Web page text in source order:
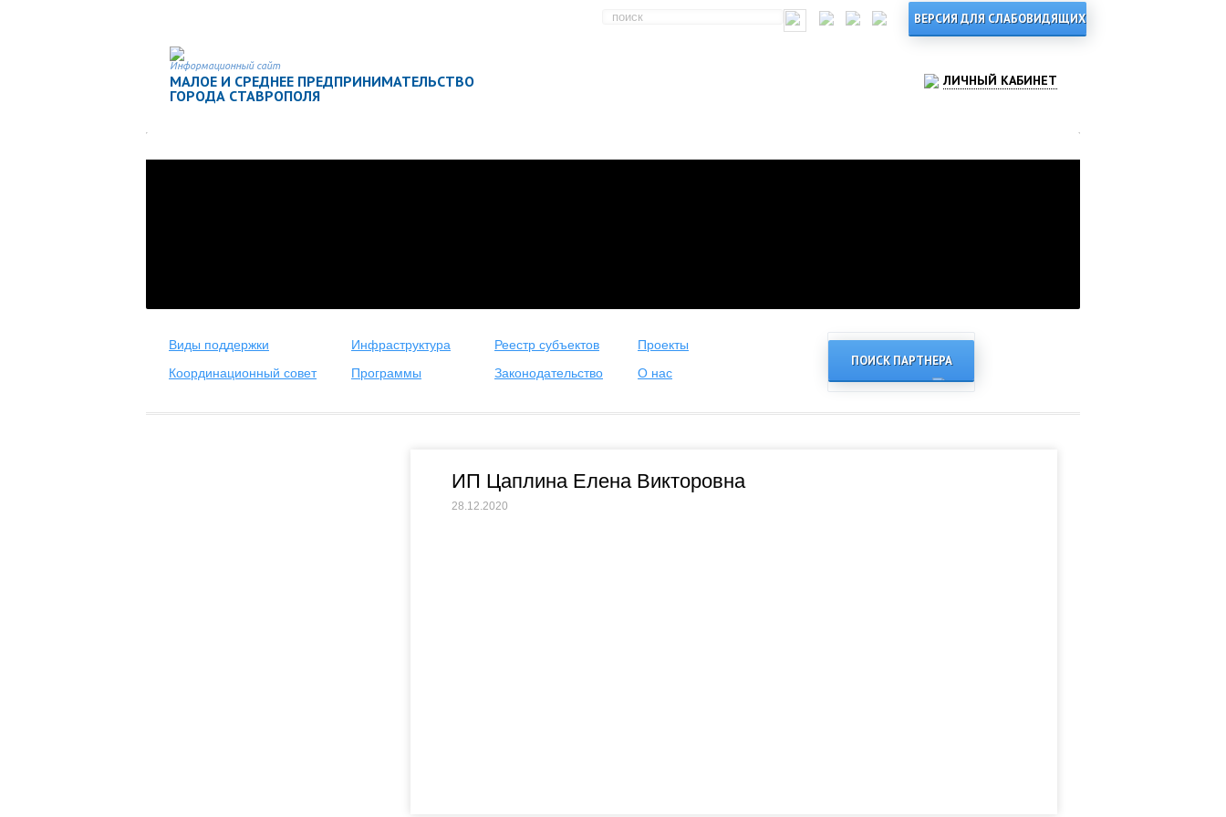
Информационный сайт
МАЛОЕ И СРЕДНЕЕ ПРЕДПРИНИМАТЕЛЬСТВО
ГОРОДА СТАВРОПОЛЯ
ЛИЧНЫЙ КАБИНЕТ
Виды поддержки Инфраструктура Реестр субъектов
Проекты
Координационный совет
Программы Законодательство О нас
ПОИСК ПАРТНЕРА
ИП Цаплина Елена Викторовна
28.12.2020